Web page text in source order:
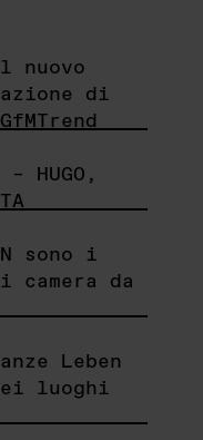
nuovo
di
HUGO,
sono i
da
Leben
luoghi